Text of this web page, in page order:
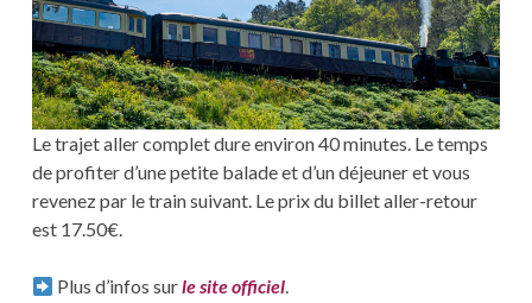
Le trajet aller complet dure environ 40 minutes. Le temps
de profiter d’une petite balade et d’un déjeuner et vous
revenez par le train suivant. Le prix du billet aller-retour
est 17.50€.
Plus d’infos surle site officiel.